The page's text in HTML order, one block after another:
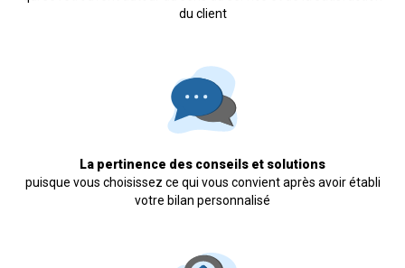
du client
La pertinence des conseils et solutions
puisque vous choisissez ce qui vous convient après avoir établi
votre bilan personnalisé